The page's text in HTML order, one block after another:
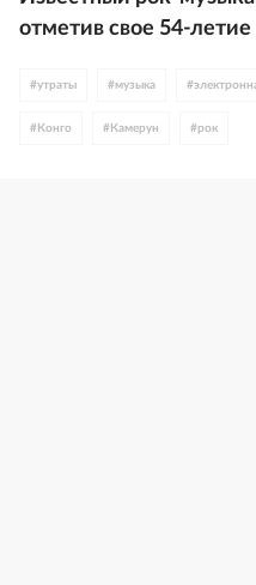
отметив свое 54-летие
#утраты #музыка #
# Конго # Камерун #рок